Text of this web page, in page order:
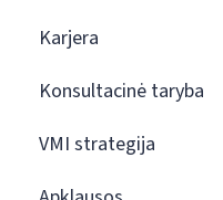
Karjera
Konsultacinė taryba
VMI strategija